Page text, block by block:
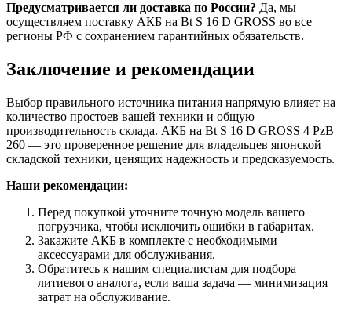
Предусматривается ли доставка по России? Да, мы
осуществляем поставку АКБ на Bt S 16 D GROSS во все
регионы РФ с сохранением гарантийных обязательств.
Заключение и рекомендации
Выбор правильного источника питания напрямую влияет на
количество простоев вашей техники и общую
производительность склада. АКБ на Bt S 16 D GROSS 4 PzB
260 — это проверенное решение для владельцев японской
складской техники, ценящих надежность и предсказуемость.
Наши рекомендации:
Перед покупкой уточните точную модель вашего
погрузчика, чтобы исключить ошибки в габаритах.
Закажите АКБ в комплекте с необходимыми
аксессуарами для обслуживания.
Обратитесь к нашим специалистам для подбора
литиевого аналога, если ваша задача — минимизация
затрат на обслуживание.